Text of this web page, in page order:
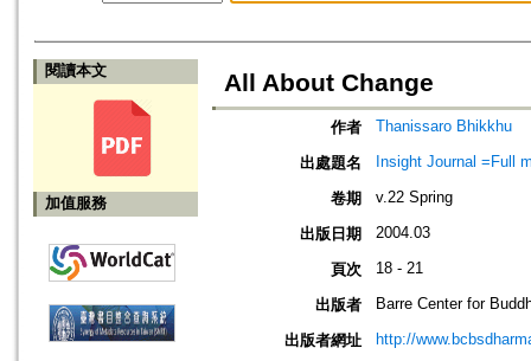
閱讀本文
加值服務
All About Change
作者 Thanissaro Bhikkhu
出處題名 Insight Journal =Full
卷期 v.22 Spring
出版日期 2004.03
頁次 18 - 21
出版者 Barre Center for
出版者網址 http://